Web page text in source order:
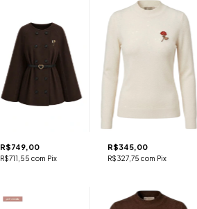
R$749,00
R$711,55com Pix
R$345,00
R$327,75 com Pix